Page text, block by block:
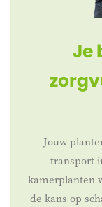
Je
Jouw
transport
kamerplanten
de kans op